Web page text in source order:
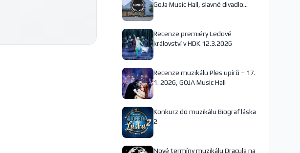
GoJa Music Hall, slavné divadlo
Recenze premiéry Ledové
království v HDK 12.3.2026
Recenze muzikálu Ples upírů – 17.
1. 2026, GOJA Music Hall
Konkurz do muzikálu Biograf láska
2
Nové termíny muzikálu Dracula na